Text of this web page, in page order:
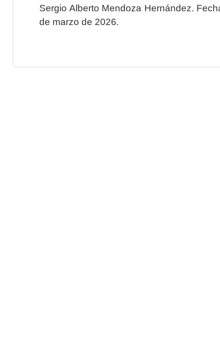
Sergio Alberto Mendoza Hernández.
de marzo de 2026.